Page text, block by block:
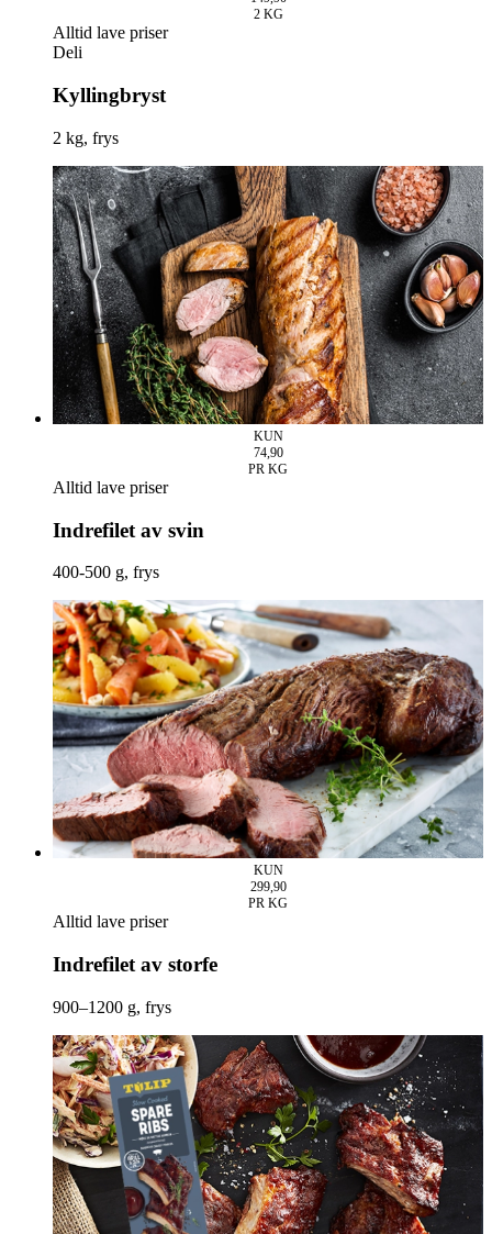
2KG
Alltid lave priser
Deli
Kyllingbryst
2 kg, frys
KUN
74,90
PR KG
Alltid lave priser
Indrefilet av svin
400-500 g, frys
KUN
299,90
PR KG
Alltid lave priser
Indrefilet av storfe
900–1200 g, frys